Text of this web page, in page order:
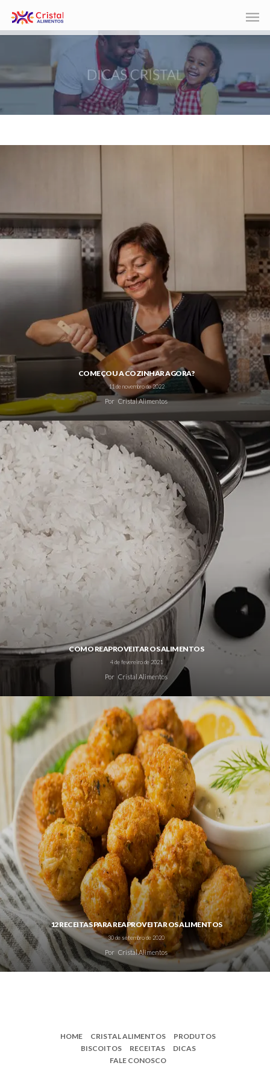
COMEÇOU A COZINHAR AGORA?
11 de novembro de 2022
Por Cristal Alimentos
COMO REAPROVEITAR OS ALIMENTOS
4 de fevereiro de 2021
Por Cristal Alimentos
12 RECEITAS PARA REAPROVEITAR OS ALIMENTOS
30 de setembro de 2020
Por Cristal Alimentos
HOME CRISTAL ALIMENTOS
PRODUTOS
BISCOITOS
RECEITAS
DICAS
FALE CONOSCO